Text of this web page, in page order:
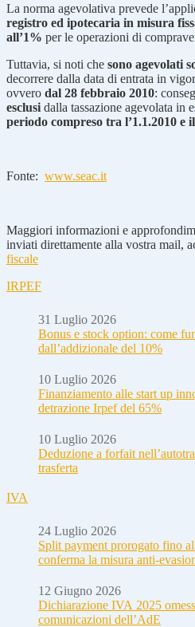
La norma agevolativa prevede
registro ed ipotecaria in misura
all’1% per le operazioni di
Tuttavia, si noti che sono agevolati
decorrere dalla data di entrata in
ovvero dal 28 febbraio 2010:
esclusi dalla tassazione agevolata in
periodo compreso tra l’1.1.2010 e
Fonte: www.seac.it
Maggiori informazioni e
inviati direttamente alla vostra mail,
fiscale
IRPEF
31 Luglio 2026
Bonus e stock option: come
dall’addizionale del 10%
10 Luglio 2026
Finanziamento alle start up
detrazione Irpef del 65%
10 Luglio 2026
Deduzione a forfait
trasferta
IVA
24 Luglio 2026
Split payment prorogato fino
conferma la misura anti-
12 Giugno 2026
Dichiarazione IVA 2025
comunicazioni dell’AdE